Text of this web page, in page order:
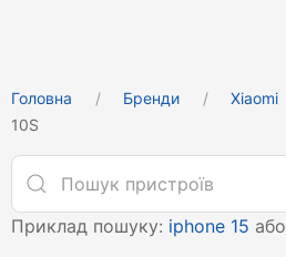
Головна Бренди Xiaomi
10S
Приклад пошуку: iphone 15 або